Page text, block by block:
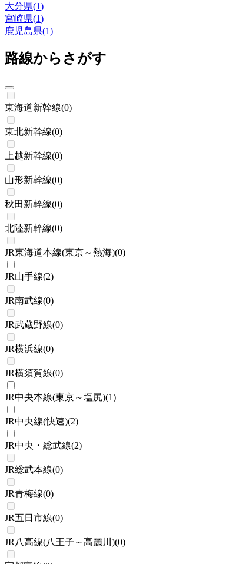
大分県(1)
宮崎県(1)
鹿児島県(1)
路線からさがす
東海道新幹線(0)
東北新幹線(0)
上越新幹線(0)
山形新幹線(0)
秋田新幹線(0)
北陸新幹線(0)
JR東海道本線(東京～熱海)(0)
JR山手線(2)
JR南武線(0)
JR武蔵野線(0)
JR横浜線(0)
JR横須賀線(0)
JR中央本線(東京～塩尻)(1)
JR中央線(快速)(2)
JR中央・総武線(2)
JR総武本線(0)
JR青梅線(0)
JR五日市線(0)
JR八高線(八王子～高麗川)(0)